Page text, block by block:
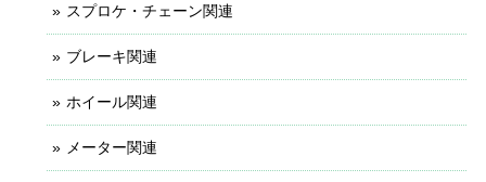
スプロケ・チェーン関連
ブレーキ関連
ホイール関連
メーター関連